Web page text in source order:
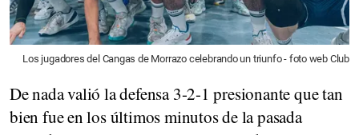
Los jugadores del Cangas de Morrazo celebrando un triunfo - foto web Club
De nada valió la defensa 3-2-1 presionante que tan
bien fue en los últimos minutos de la pasada